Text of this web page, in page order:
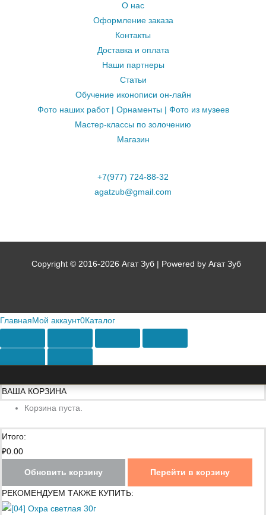
О нас
Оформление заказа
Контакты
Доставка и оплата
Наши партнеры
Статьи
Обучение иконописи он-лайн
Фото наших работ | Орнаменты | Фото из музеев
Мастер-классы по золочению
Магазин
+7(977) 724-88-32
agatzub@gmail.com
Copyright © 2016-2026 Агат Зуб | Powered by Агат Зуб
Главная Мой аккаунт0Каталог
ВАША КОРЗИНА
Корзина пуста.
Итого:
₽0.00
Обновить корзину Перейти в корзину
РЕКОМЕНДУЕМ ТАКЖЕ КУПИТЬ: